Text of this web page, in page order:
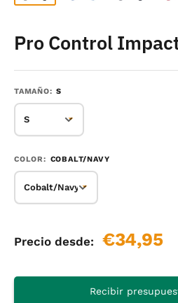
Pro Control
TAMAÑO: S
COLOR: COBALT/NAVY
Precio desde:
Precio
venta
€34,95
Recibir